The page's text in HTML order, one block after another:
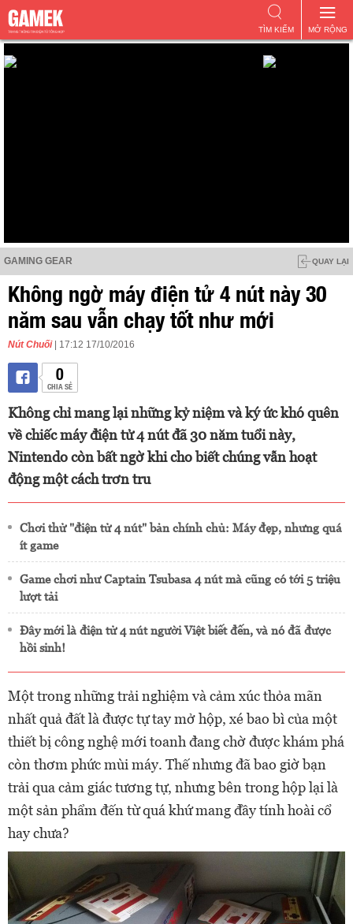
MỞ RỘNG
TÌM KIẾM
GAMING GEAR QUAY LẠI
Không ngờ máy điện tử 4 nút này 30
năm sau vẫn chạy tốt như mới
Nút Chuối | 17:12 17/10/2016
0
CHIA SẺ
Không chỉ mang lại những kỷ niệm và ký ức khó quên
về chiếc máy điện tử 4 nút đã 30 năm tuổi này,
Nintendo còn bất ngờ khi cho biết chúng vẫn hoạt
động một cách trơn tru
Chơi thử "điện tử 4 nút" bản chính chủ: Máy đẹp, nhưng quá
ít game
Game chơi như Captain Tsubasa 4 nút mà cũng có tới 5 triệu
lượt tải
Đây mới là điện tử 4 nút người Việt biết đến, và nó đã được
hồi sinh!
Một trong những trải nghiệm và cảm xúc thỏa mãn
nhất quả đất là được tự tay mở hộp, xé bao bì của một
thiết bị công nghệ mới toanh đang chờ được khám phá
còn thơm phức mùi máy. Thế nhưng đã bao giờ bạn
trải qua cảm giác tương tự, nhưng bên trong hộp lại là
một sản phẩm đến từ quá khứ mang đầy tính hoài cổ
hay chưa?